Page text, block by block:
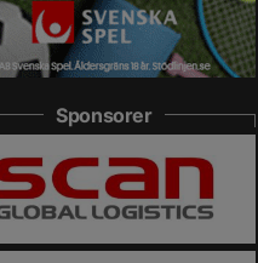
Sponsorer